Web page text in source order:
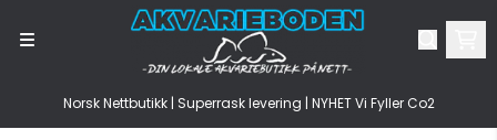
Hopp til innhold
Norsk Nettbutikk | Superrask levering | NYHET Vi Fyller Co2